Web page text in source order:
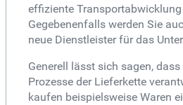
effiziente
Gegebenenfalls werden Sie
neue Dienstleister für das
Generell lässt sich sagen,
Prozesse der Lieferkette
kaufen beispielsweise Waren